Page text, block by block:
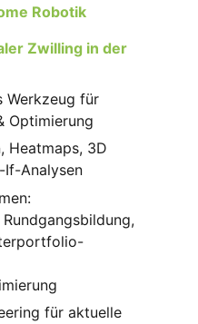
Robotik
Zwilling in der
Werkzeug für
Optimierung
Heatmaps, 3D
If-Analysen
für aktuelle